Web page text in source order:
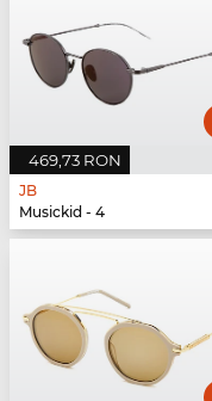
469,73 RON
JB
Musickid - 4